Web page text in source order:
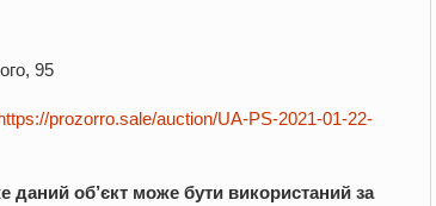
95
prozorro.sale/auction/UA-PS-2021-01-22-
даний об’єкт може бути використаний за